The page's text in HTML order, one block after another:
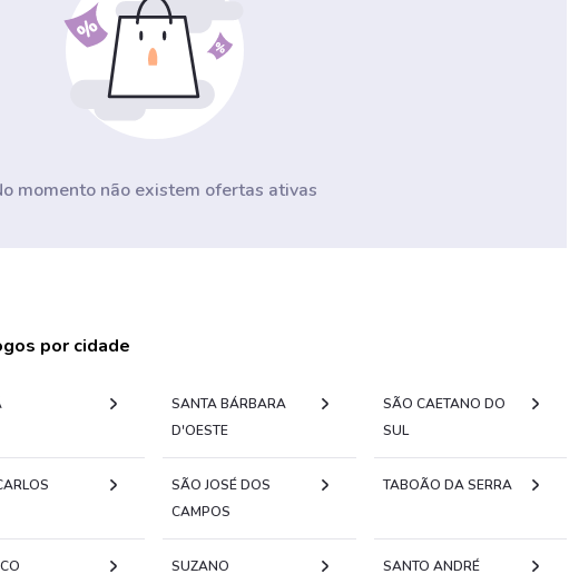
momento não existem ofertas ativas
por cidade
SANTA BÁRBARA
D'OESTE
SÃO CAETANO DO
SUL
SÃO JOSÉ DOS
CAMPOS
TABOÃO DA SERRA
SUZANO SANTO ANDRÉ